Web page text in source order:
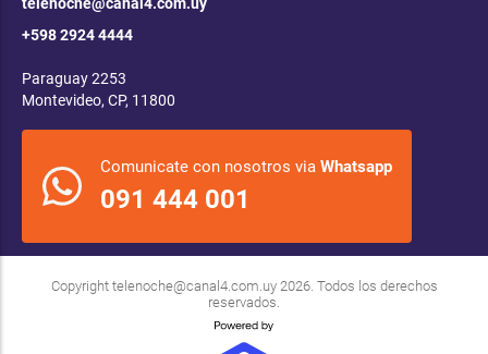
+598 2924 4444
Paraguay 2253
Montevideo, CP, 11800
Comunicate con nosotros via Whatsapp
091 444 001
Copyright telenoche@canal4.com.uy2026. Todos los derechos
reservados.